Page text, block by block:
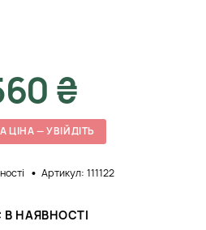
₴
ЦІНА — УВІЙДІТЬ
Артикул: 111122
НАЯВНОСТІ